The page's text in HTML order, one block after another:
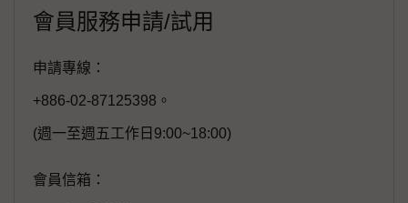
會員服務申請/試用
申請專線：
+886-02-87125398。
(週一至週五工作日9:00~18:00)
會員信箱：